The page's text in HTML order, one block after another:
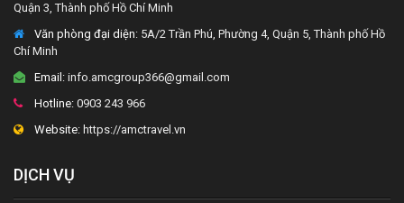
Quận 3, Thành phố Hồ Chí Minh
Văn phòng đại diện: 5A/2 Trần Phú, Phường 4, Quận 5, Thành phố Hồ
Chí Minh
Email: info.amcgroup366@gmail.com
Hotline: 0903 243 966
Website: https://amctravel.vn
DỊCH VỤ